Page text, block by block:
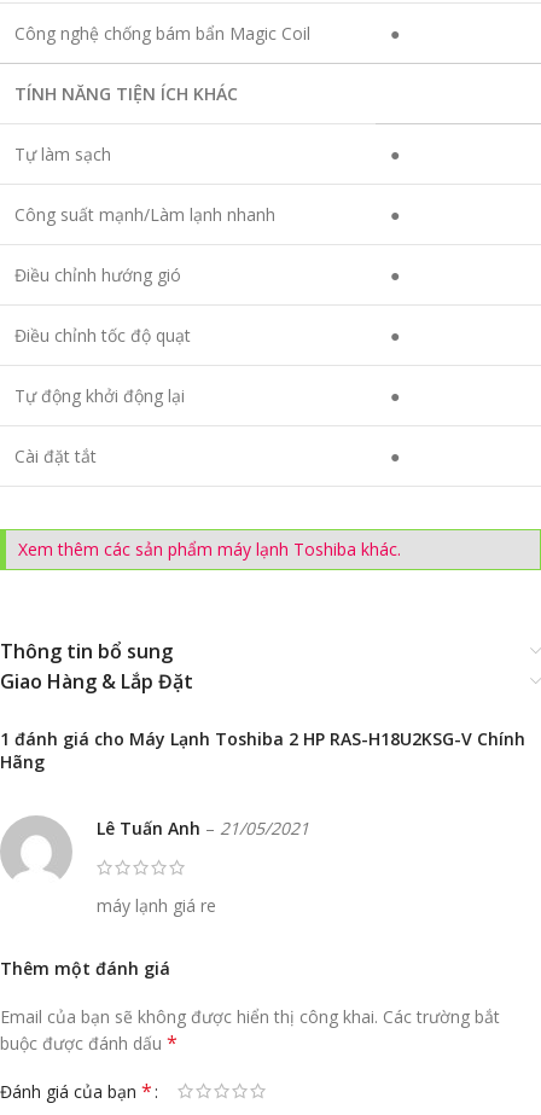
Công nghệ chống bám bẩn Magic Coil ●
TÍNH NĂNG TIỆN ÍCH KHÁC
Tự làm sạch ●
Công suất mạnh/Làm lạnh nhanh ●
Điều chỉnh hướng gió ●
Điều chỉnh tốc độ quạt ●
Tự động khởi động lại ●
Cài đặt tắt ●
Xem thêm các sản phẩm máy lạnh Toshiba khác.
Thông tin bổ sung
Giao Hàng & Lắp Đặt
1 đánh giá cho Máy Lạnh Toshiba 2 HP RAS-H18U2KSG-V Chính
Hãng
Lê Tuấn Anh – 21/05/2021
máy lạnh giá re
Thêm một đánh giá
Email của bạn sẽ không được hiển thị công khai. Các trường bắt
buộc được đánh dấu *
Đánh giá của bạn *